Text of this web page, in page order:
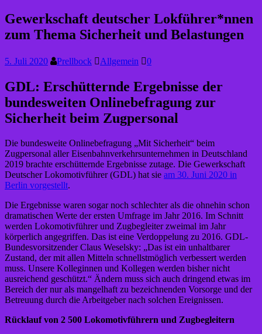
Gewerkschaft deutscher Lokführer*nnen
zum Thema Sicherheit und Belastungen
5. Juli 2020 Prellbock Allgemein 0
GDL: Erschütternde Ergebnisse der
bundesweiten Onlinebefragung zur
Sicherheit beim Zugpersonal
Die bundesweite Onlinebefragung „Mit Sicherheit“ beim
Zugpersonal aller Eisenbahnverkehrsunternehmen in Deutschland
2019 brachte erschütternde Ergebnisse zutage. Die Gewerkschaft
Deutscher Lokomotivführer (GDL) hat sie am 30. Juni 2020 in
Berlin vorgestellt.
Die Ergebnisse waren sogar noch schlechter als die ohnehin schon
dramatischen Werte der ersten Umfrage im Jahr 2016. Im Schnitt
werden Lokomotivführer und Zugbegleiter zweimal im Jahr
körperlich angegriffen. Das ist eine Verdoppelung zu 2016. GDL-
Bundesvorsitzender Claus Weselsky: „Das ist ein unhaltbarer
Zustand, der mit allen Mitteln schnellstmöglich verbessert werden
muss. Unsere Kolleginnen und Kollegen werden bisher nicht
ausreichend geschützt.“ Ändern muss sich auch dringend etwas im
Bereich der nur als mangelhaft zu bezeichnenden Vorsorge und der
Betreuung durch die Arbeitgeber nach solchen Ereignissen.
Rücklauf von 2 500 Lokomotivführern und Zugbegleitern